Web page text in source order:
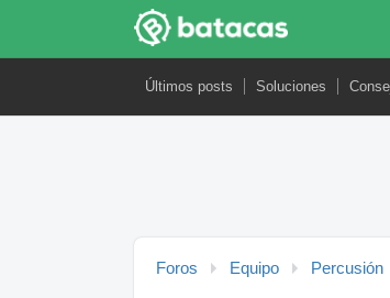
Últimos posts Soluciones
Foros Equipo Percusión